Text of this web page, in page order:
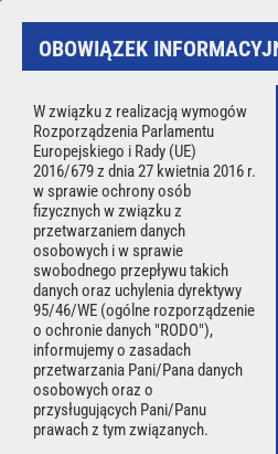
Użytkownik: *
Hasło: *
OBOWIĄZEK
W związku z realizacją wymogów
Rozporządzenia Parlamentu
Europejskiego i Rady (UE)
2016/679 z dnia 27 kwietnia 2016 r.
w sprawie ochrony osób
fizycznych w związku z
przetwarzaniem danych
osobowych i w sprawie
swobodnego przepływu takich
danych oraz uchylenia dyrektywy
95/46/WE (ogólne rozporządzenie
o ochronie danych "RODO"),
informujemy o zasadach
przetwarzania Pani/Pana danych
osobowych oraz o
przysługujących Pani/Panu
prawach z tym związanych.
Strona używa
Korzystając ze strony wyrażasz
zgodnie z aktualnymi
Czytaj
Rozumiem